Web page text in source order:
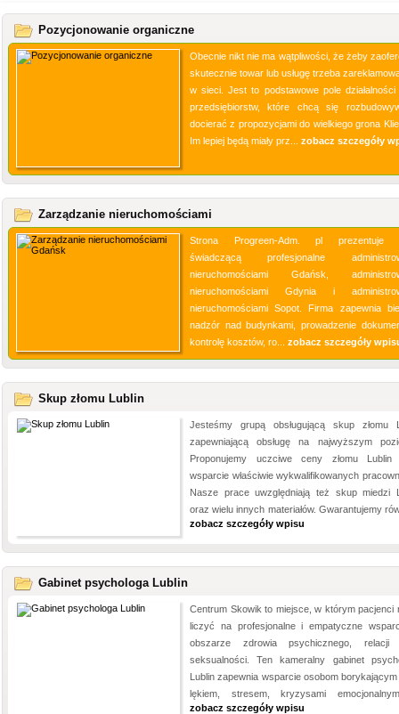
Pozycjonowanie organiczne
Obecnie nikt nie ma wątpliwości, że żeby
skutecznie towar lub usługę trzeba
w sieci. Jest to podstawowe pole działalności
przedsiębiorstw, które chcą się
docierać z propozycjami do wielkiego grona
Im lepiej będą miały prz... zobacz szczegóły
Zarządzanie nieruchomościami
Strona Progreen-Adm. pl prezentuje
świadczącą profesjonalne
nieruchomościami Gdańsk,
nieruchomościami Gdynia i
nieruchomościami Sopot. Firma zapewnia
nadzór nad budynkami, prowadzenie
kontrolę kosztów, ro... zobacz szczegóły
Skup złomu Lublin
Jesteśmy grupą obsługującą skup złomu
zapewniającą obsługę na najwyższym
Proponujemy uczciwe ceny złomu Lublin
wsparcie właściwie wykwalifikowanych
Nasze prace uwzględniają też skup miedzi
oraz wielu innych materiałów. Gwarantujemy
zobacz szczegóły wpisu
Gabinet psychologa Lublin
Centrum Skowik to miejsce, w którym pacjenci
liczyć na profesjonalne i empatyczne
obszarze zdrowia psychicznego, relacji
seksualności. Ten kameralny gabinet
Lublin zapewnia wsparcie osobom
lękiem, stresem, kryzysami
zobacz szczegóły wpisu